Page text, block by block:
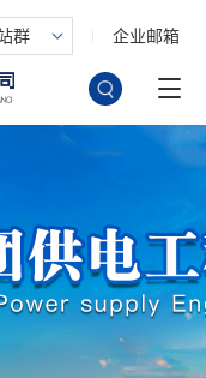
群 企业邮箱